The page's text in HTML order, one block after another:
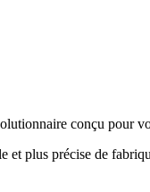
conçu pour
et plus précise de